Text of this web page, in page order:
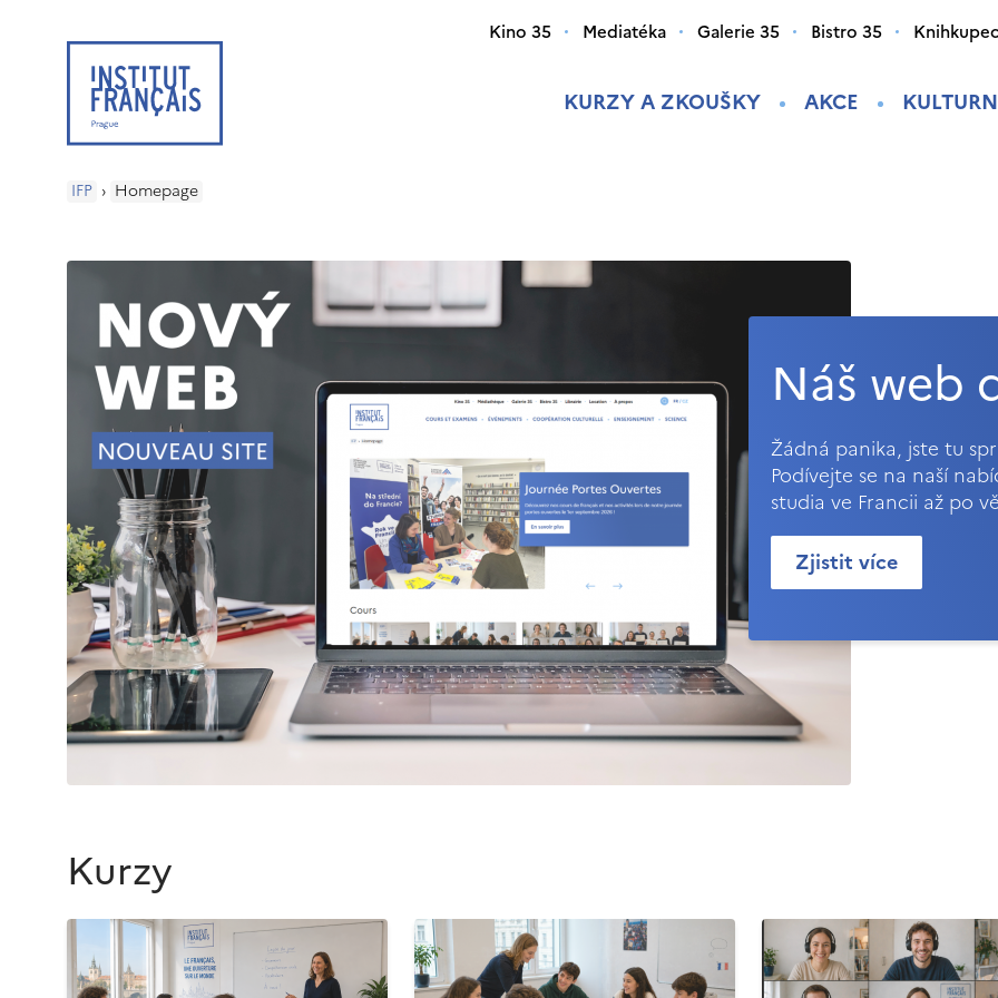
KURZY A ZKOUŠKY AKCE
Kino 35 Mediatéka Galerie 35 Bistro 35
IFP › Homepage
Náš web
Žádná panika, jste tu
Podívejte se na naší
studia ve Francii až po
Zjistit více
Kurzy